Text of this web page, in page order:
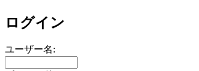
ログイン
ユーザー名: